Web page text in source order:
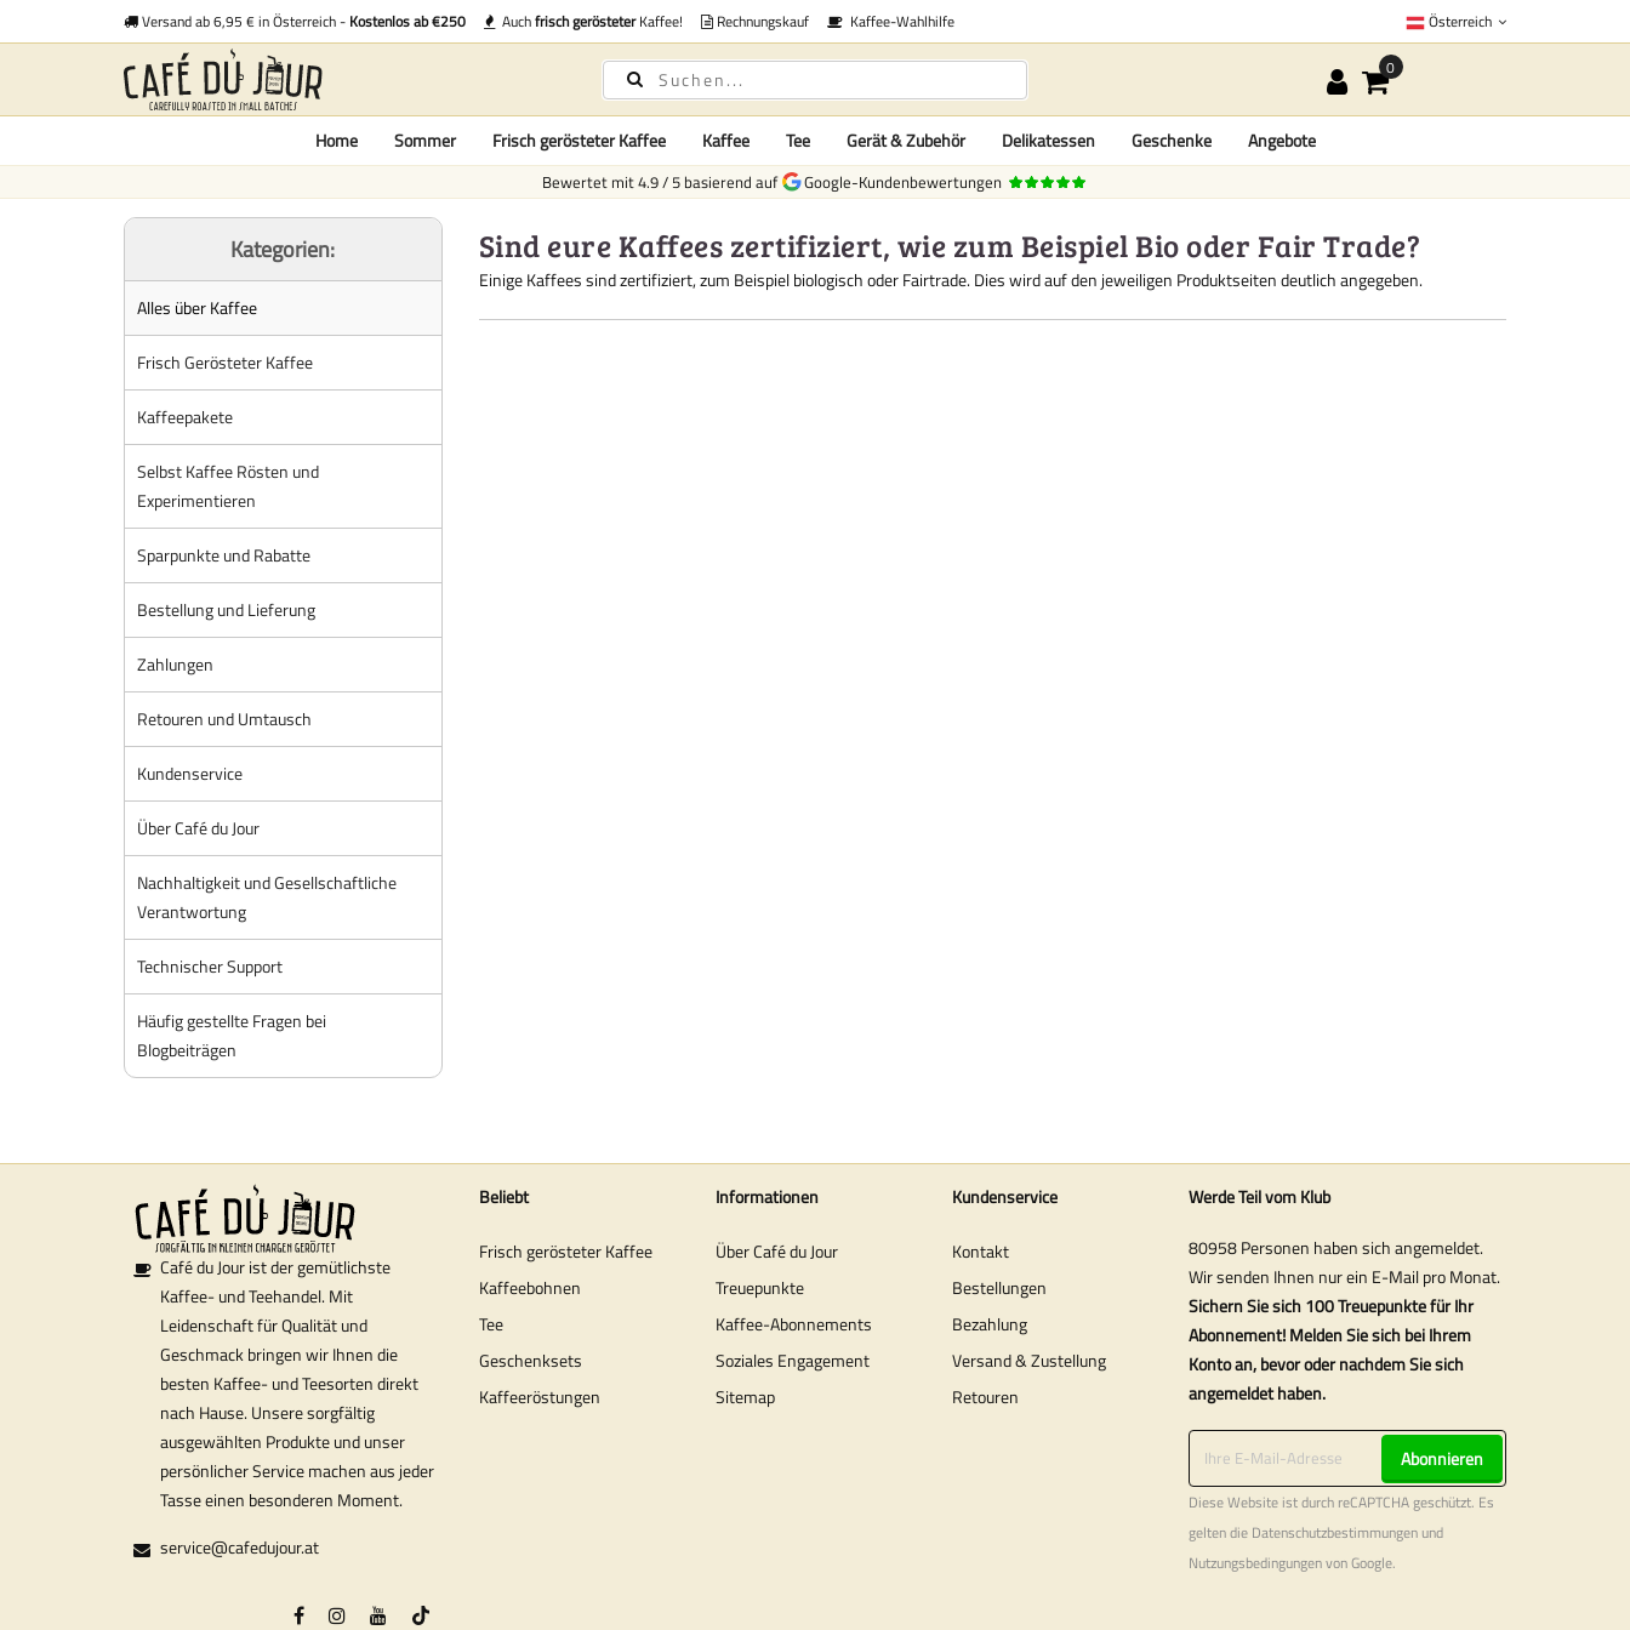
Versand ab 6,95 € in Österreich - Kostenlos ab €250 Auchfrisch gerösteterKaffee! Rechnungskauf Kaffee-Wahlhilfe Österreich
Home Sommer Frisch gerösteter Kaffee Kaffee Tee Gerät & Zubehör Delikatessen Geschenke Angebote
Bewertet mit4.9/5 basierend auf Google-Kundenbewertungen
Sind eure Kaffees zertifiziert, wie zum Beispiel Bio oder Fair Trade?
Einige Kaffees sind zertifiziert, zum Beispiel biologisch oder Fairtrade. Dies wird auf den jeweiligen Produktseiten deutlich angegeben.
Kategorien:
Alles über Kaffee
Frisch Gerösteter Kaffee
Kaffeepakete
Selbst Kaffee Rösten und
Experimentieren
Sparpunkte und Rabatte
Bestellung und Lieferung
Zahlungen
Retouren und Umtausch
Kundenservice
Über Café du Jour
Nachhaltigkeit und Gesellschaftliche
Verantwortung
Technischer Support
Häufig gestellte Fragen bei
Blogbeiträgen
Café du Jour ist der gemütlichste
Kaffee- und Teehandel. Mit
Leidenschaft für Qualität und
Geschmack bringen wir Ihnen die
besten Kaffee- und Teesorten direkt
nach Hause. Unsere sorgfältig
ausgewählten Produkte und unser
persönlicher Service machen aus jeder
Tasse einen besonderen Moment.
service@cafedujour.at
Beliebt
Frisch gerösteter Kaffee
Kaffeebohnen
Tee
Geschenksets
Kaffeeröstungen
Informationen
Über Café du Jour
Treuepunkte
Kaffee-Abonnements
Soziales Engagement
Sitemap
Kundenservice
Kontakt
Bestellungen
Bezahlung
Versand & Zustellung
Retouren
Werde Teil vom Klub
80958 Personen haben sich angemeldet.
Wir senden Ihnen nur ein E-Mail pro Monat.
Sichern Sie sich 100 Treuepunkte für Ihr
Abonnement! Melden Sie sich bei Ihrem
Konto an, bevor oder nachdem Sie sich
angemeldet haben.
Abonnieren
Diese Website ist durch reCAPTCHA geschützt. Es
gelten die Datenschutzbestimmungenund
Nutzungsbedingungenvon Google.